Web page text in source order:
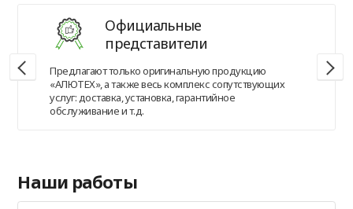
Официальные
представители
Предлагают только оригинальную продукцию
«АЛЮТЕХ», а также весь комплекс сопутствующих
услуг: доставка, установка, гарантийное
обслуживание и т.д.
Наши работы